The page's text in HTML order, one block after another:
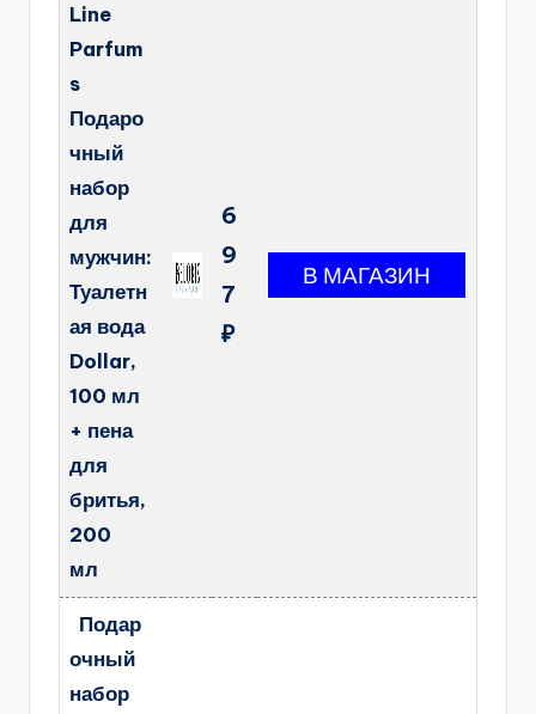
Line
Parfum
s
Подаро
чный
набор
для
мужчин:
Туалетн
ая вода
Dollar,
100 мл
+ пена
для
бритья,
200
мл
6
9
7
₽
Подар
очный
набор